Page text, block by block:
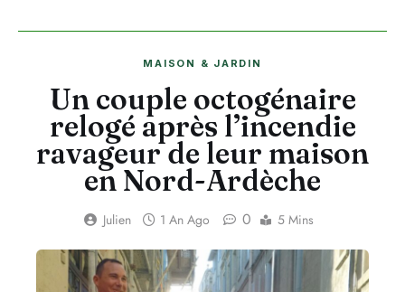
MAISON & JARDIN
Un couple octogénaire
relogé après l’incendie
ravageur de leur maison
en Nord-Ardèche
Julien 1 An Ago 0 5 Mins